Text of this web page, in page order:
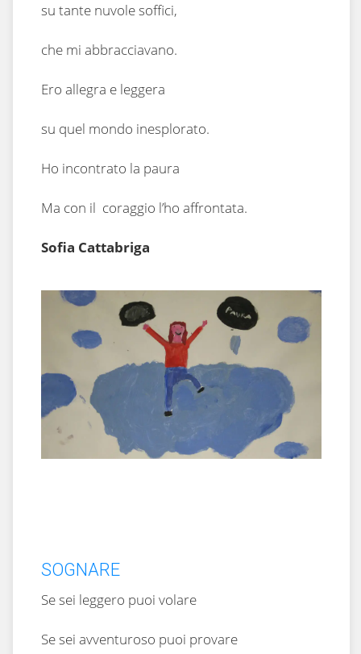
su tante nuvole soffici,
che mi abbracciavano.
Ero allegra e leggera
su quel mondo inesplorato.
Ho incontrato la paura
Ma con il coraggio l’ho affrontata.
Sofia Cattabriga
SOGNARE
Se sei leggero puoi volare
Se sei avventuroso puoi provare